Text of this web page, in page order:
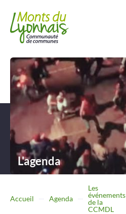
L'agenda
Accueil Agenda
Les
événements
de la
CCMDL
Votrecollectivité
Au quotidien
Déchets etassainissement
TravaillerEntreprendre